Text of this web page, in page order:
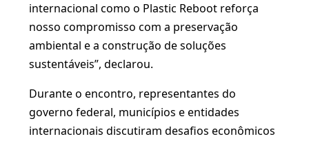
internacional como o Plastic Reboot reforça
nosso compromisso com a preservação
ambiental e a construção de soluções
sustentáveis”, declarou.
Durante o encontro, representantes do
governo federal, municípios e entidades
internacionais discutiram desafios econômicos